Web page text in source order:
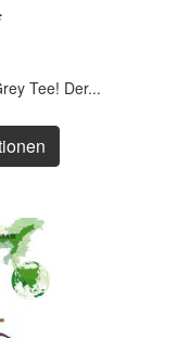
Tee! Der...